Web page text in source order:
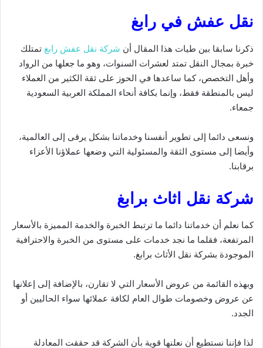
نقل عفش في رابغ
ذكرنا سابقا بين طيات هذا المقال أن شركة نقل عفش رابغ تمتلك
خبرة بمجال النقل تمتد لعشرات السنوات، وهو ما جعلها من الرواد
وأهل التخصص، كما ساعدها في الحوز على ثقة الكثير من العملاء
ليس بالمنطقة فقط، وإنما بكافة أنحاء المملكة العربية السعودية
جمعاء.
ونسعى دائما إلى تطوير أنفسنا وخدماتنا بشكل يرقى إلى العالمية،
وأيضا إلى مستوى الثقة والمسئولية التي وضعها عملاؤنا الأعزاء
برقابنا.
شركة نقل اثاث برابغ
كما نعلم أن خدماتنا دائما ما ترتبط الخبرة والخدمة المميزة بالأسعار
المرتفعة، فقلما ما نجد خدمات على مستوى من الخبرة والاحترافية
الموجودة بشركة نقل الأثاث برابغ.
وبهذه القائمة من عروض الأسعار التي لا تقارن، بالإضافة إلى إعلانها
عن عروض وخصومات طوال العام لكافة عملائها سواء الحاليين أو
الجدد.
لذا فإننا نستطيع أن نعلنها قوية بأن الشركة قد حققت المعادلة